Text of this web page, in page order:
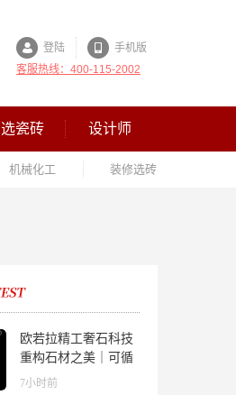
登陆
手机版
客服热线：400-115-2002
选瓷砖 设计师
机械化工 装修选砖
欧若拉精工奢石科技
重构石材之美｜可循
环高纯度微晶，重新
7小时前